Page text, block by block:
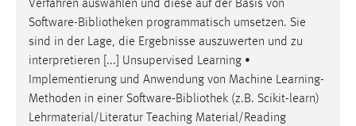
Verfahren auswählen und diese auf der Basis von
Software-Bibliotheken programmatisch umsetzen. Sie
sind in der Lage, die Ergebnisse auszuwerten und zu
interpretieren [...] Unsupervised Learning •
Implementierung und Anwendung von Machine Learning-
Methoden in einer Software-Bibliothek (z.B. Scikit-learn)
Lehrmaterial/Literatur Teaching Material/Reading